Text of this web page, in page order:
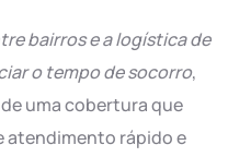
bairros e a logística de
o tempo de socorro,
uma cobertura que
atendimento rápido e